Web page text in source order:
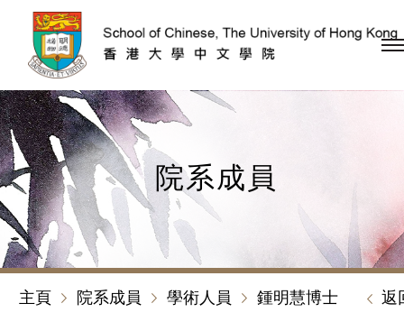
跳到內容（按回車鍵）
院系成員
主頁 院系成員 學術人員 鍾明慧博士 返